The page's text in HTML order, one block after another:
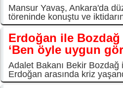
Mansur Yavaş, Ankara'da
töreninde konuştu ve
Erdoğan ile Bozdağ
‘Ben öyle uygun
Adalet Bakanı Bekir Bozdağ
Erdoğan arasında kriz